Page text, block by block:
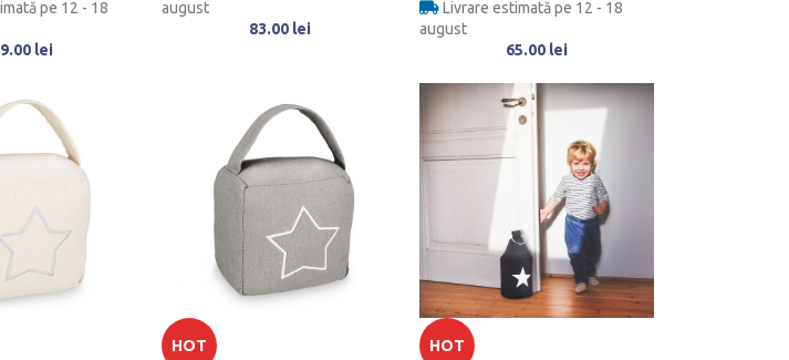
pe 12 - 18
lei
august
83.00 lei
Livrare estimată pe 12 - 18
august
65.00 lei
HOT HOT